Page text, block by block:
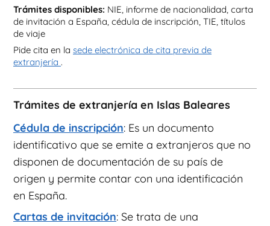
Trámites disponibles: NIE, informe de nacionalidad, carta
de invitación a España, cédula de inscripción, TIE, títulos
de viaje
Pide cita en la sede electrónica de cita previa de
extranjería .
Trámites de extranjería en Islas Baleares
Cédula de inscripción: Es un documento
identificativo que se emite a extranjeros que no
disponen de documentación de su país de
origen y permite contar con una identificación
en España.
Cartas de invitación: Se trata de una